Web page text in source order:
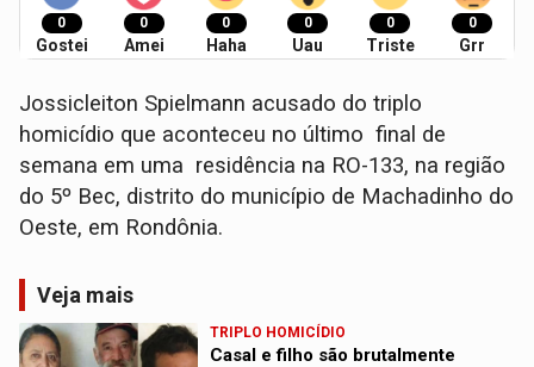
0
Gostei
0
Amei
0
Haha
0
Uau
0
Triste
0
Grr
Jossicleiton Spielmann acusado do triplo
homicídio que aconteceu no último final de
semana em uma residência na RO-133, na região
do 5º Bec, distrito do município de Machadinho do
Oeste, em Rondônia.
Veja mais
TRIPLO HOMICÍDIO
Casal e filho são brutalmente